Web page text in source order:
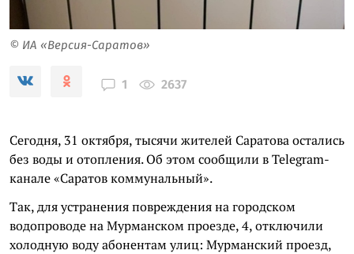
© ИА «Версия-Саратов»
1 2637
Сегодня, 31 октября, тысячи жителей Саратова остались
без воды и отопления. Об этом сообщили в Telegram-
канале «Саратов коммунальный».
Так, для устранения повреждения на городском
водопроводе на Мурманском проезде, 4, отключили
холодную воду абонентам улиц: Мурманский проезд,